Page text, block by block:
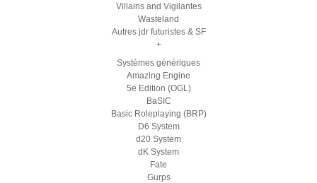
Villains and Vigilantes
Wasteland
Autres jdr futuristes & SF
+
Systèmes génériques
Amazing Engine
5e Edition (OGL)
BaSIC
Basic Roleplaying (BRP)
D6 System
d20 System
dK System
Fate
Gurps